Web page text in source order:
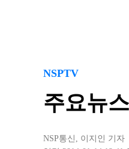
NSPTV
주요뉴
NSP통신 , 이지인 기자